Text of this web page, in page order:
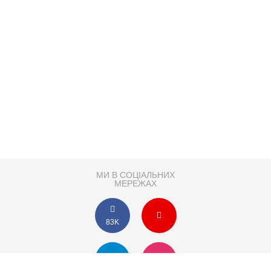
МИ В СОЦІАЛЬНИХ
МЕРЕЖАХ
83K